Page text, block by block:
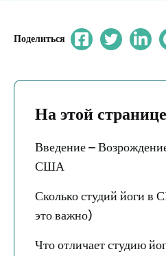
Поделиться
На этой странице
Введение –
США
Сколько студий йоги
это важно)
Что отличает студию